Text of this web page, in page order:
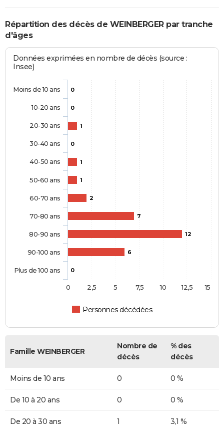
Répartition des décès de WEINBERGER par tranche
d'âges
Données exprimées en nombre de décès (source :
Insee)
0
0
1
0
1
1
2
7
12
6
0
Personnes décédées
Moins de 10 ans
10-20 ans
20-30 ans
30-40 ans
40-50 ans
50-60 ans
60-70 ans
70-80 ans
80-90 ans
90-100 ans
Plus de 100 ans
0 2,5 5 7,5 10 12,5 15
Famille WEINBERGER
Nombre de
décès
% des
décès
Moins de 10 ans 0 0 %
De 10 à 20 ans 0 0 %
De 20 à 30 ans 1 3,1 %